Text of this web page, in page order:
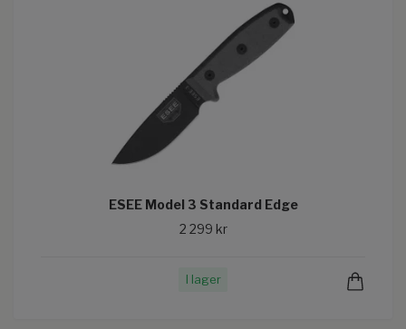
ESEE Model 3 Standard Edge
2 299 kr
I lager